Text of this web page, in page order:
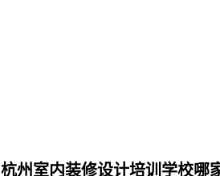
杭州室内装修设计培训学校哪